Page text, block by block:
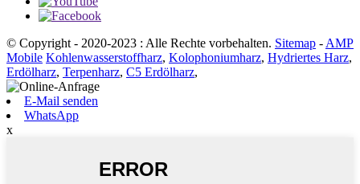
© Copyright - 2020-2023 : Alle Rechte vorbehalten. Sitemap - AMP
Mobile Kohlenwasserstoffharz, Kolophoniumharz, Hydriertes Harz,
Erdölharz, Terpenharz, C5 Erdölharz,
E-Mail senden
WhatsApp
x